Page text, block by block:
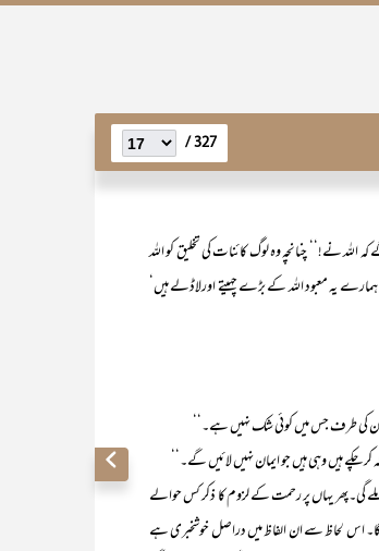
327 /
نے!‘‘ چنانچہ وہ لوگ کائنات کی تخلیق کو اللہ
یہ معبود اللہ کے بڑے چہیتے اورلاڈلے ہیں‘
کی طرف جس میں کوئی شک نہیں ہے۔‘‘
چکے ہیں وہی ہیں جو ایمان نہیں لائیں گے۔‘‘
یہاں پر رحمت کے لزوم کا ذکر کس حوالے
اس لحاظ سے ان الفاظ میں دراصل خوشخبری ہے